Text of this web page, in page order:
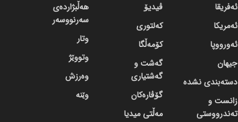
ئەفریقا
ئەمریکا
ئەورووپا
جیهان
دسته‌بندی نشده
زانست و
تەندرووستی
ڤیدیۆ
کەلتوری
کۆمەڵگا
گه‌شت و
گه‌شتیاری
گۆڤاره‌کان
مەڵتی میدیا
هەڵبژاردەی
سەرنووسەر
وتار
وتووێژ
وەرزش
وێنە